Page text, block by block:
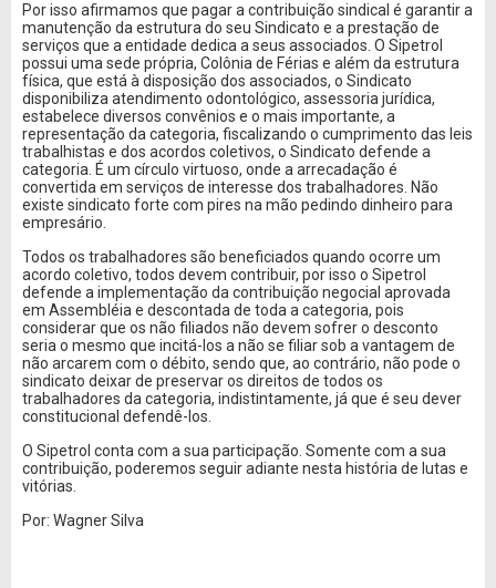
Por isso afirmamos que pagar a contribuição sindical é garantir a
manutenção da estrutura do seu Sindicato e a prestação de
serviços que a entidade dedica a seus associados. O Sipetrol
possui uma sede própria, Colônia de Férias e além da estrutura
física, que está à disposição dos associados, o Sindicato
disponibiliza atendimento odontológico, assessoria jurídica,
estabelece diversos convênios e o mais importante, a
representação da categoria, fiscalizando o cumprimento das leis
trabalhistas e dos acordos coletivos, o Sindicato defende a
categoria. É um círculo virtuoso, onde a arrecadação é
convertida em serviços de interesse dos trabalhadores. Não
existe sindicato forte com pires na mão pedindo dinheiro para
empresário.
Todos os trabalhadores são beneficiados quando ocorre um
acordo coletivo, todos devem contribuir, por isso o Sipetrol
defende a implementação da contribuição negocial aprovada
em Assembléia e descontada de toda a categoria, pois
considerar que os não filiados não devem sofrer o desconto
seria o mesmo que incitá-los a não se filiar sob a vantagem de
não arcarem com o débito, sendo que, ao contrário, não pode o
sindicato deixar de preservar os direitos de todos os
trabalhadores da categoria, indistintamente, já que é seu dever
constitucional defendê-los.
O Sipetrol conta com a sua participação. Somente com a sua
contribuição, poderemos seguir adiante nesta história de lutas e
vitórias.
Por: Wagner Silva